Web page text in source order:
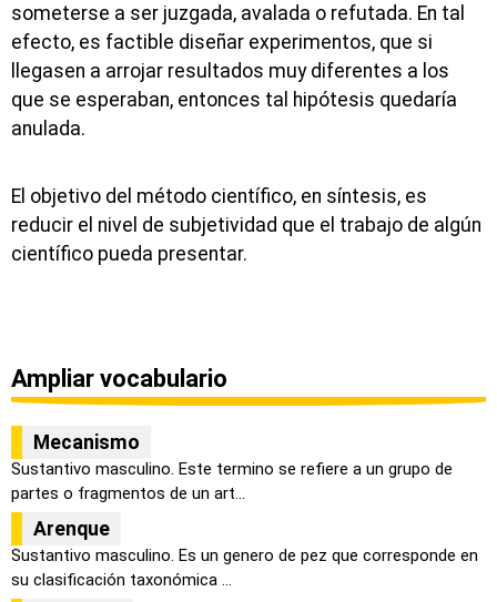
someterse a ser juzgada, avalada o refutada. En tal
efecto, es factible diseñar experimentos, que si
llegasen a arrojar resultados muy diferentes a los
que se esperaban, entonces tal hipótesis quedaría
anulada.
El objetivo del método científico, en síntesis, es
reducir el nivel de subjetividad que el trabajo de algún
científico pueda presentar.
Ampliar vocabulario
Mecanismo
Sustantivo masculino. Este termino se refiere a un grupo de
partes o fragmentos de un art...
Arenque
Sustantivo masculino. Es un genero de pez que corresponde en
su clasificación taxonómica ...